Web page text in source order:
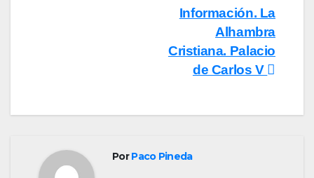
Información. La
Alhambra
Cristiana. Palacio
de Carlos V
PorPaco Pineda